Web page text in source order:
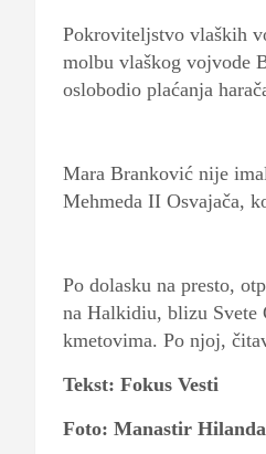
Pokroviteljstvo vlaških
molbu vlaškog vojvode
oslobodio plaćanja
Mara Branković nije
Mehmeda II Osvajača,
Po dolasku na presto,
na Halkidiu, blizu Svete
kmetovima. Po njoj,
Tekst: Fokus Vesti
Foto: Manastir